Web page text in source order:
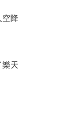
空降
天